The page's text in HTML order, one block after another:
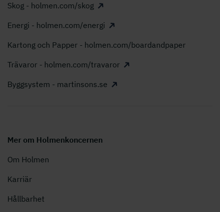
Skog - holmen.com/skog
Energi - holmen.com/energi
Kartong och Papper - holmen.com/boardandpaper
Trävaror - holmen.com/travaror
Byggsystem - martinsons.se
Mer om Holmenkoncernen
Om Holmen
Karriär
Hållbarhet